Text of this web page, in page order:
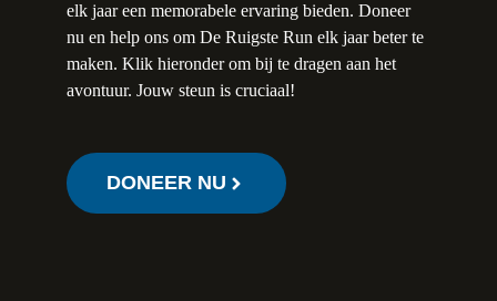
elk jaar een memorabele ervaring bieden. Doneer
nu en help ons om De Ruigste Run elk jaar beter te
maken. Klik hieronder om bij te dragen aan het
avontuur. Jouw steun is cruciaal!
DONEER NU